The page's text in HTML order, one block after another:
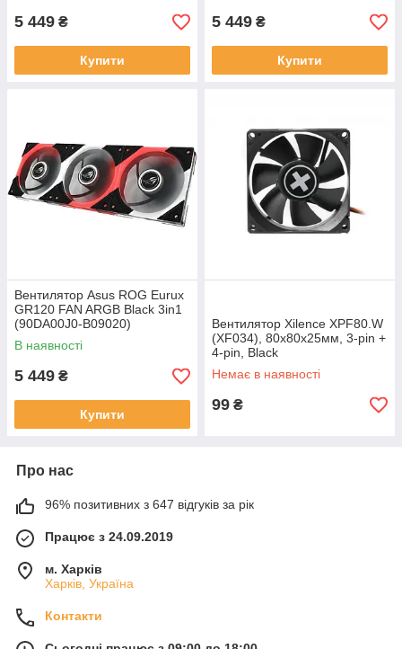
5 449 ₴
Купити
5 449 ₴
Купити
Вентилятор Asus ROG Eurux
GR120 FAN ARGB Black 3in1
(90DA00J0-B09020)
В наявності
5 449 ₴
Купити
Вентилятор Xilence XPF80.W
(XF034), 80х80х25мм, 3-pin +
4-pin, Black
Немає в наявності
99 ₴
Про нас
96% позитивних з 647 відгуків за рік
Працює з 24.09.2019
м. Харків
Харків, Україна
Контакти